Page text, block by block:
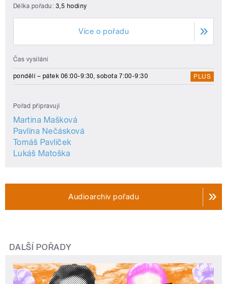
Délka pořadu: 3,5 hodiny
Více o pořadu
Čas vysílání
pondělí – pátek 06:00-9:30, sobota 7:00-9:30 PLUS
Pořad připravují
Martina Mašková
Pavlína Nečásková
Tomáš Pavlíček
Lukáš Matoška
Audioarchiv pořadu
DALŠÍ POŘADY